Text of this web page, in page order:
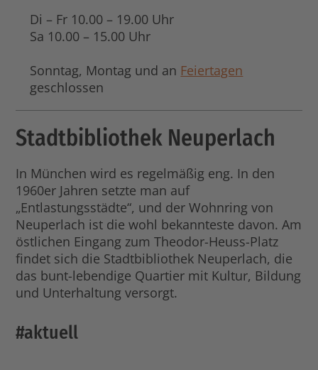
Di – Fr 10.00 – 19.00 Uhr
Sa 10.00 – 15.00 Uhr
Sonntag, Montag und an Feiertagen
geschlossen
Stadtbibliothek Neuperlach
In München wird es regelmäßig eng. In den
1960er Jahren setzte man auf
„Entlastungsstädte“, und der Wohnring von
Neuperlach ist die wohl bekannteste davon. Am
östlichen Eingang zum Theodor-Heuss-Platz
findet sich die Stadtbibliothek Neuperlach, die
das bunt-lebendige Quartier mit Kultur, Bildung
und Unterhaltung versorgt.
#aktuell